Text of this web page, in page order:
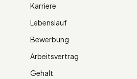
Karriere
Lebenslauf
Bewerbung
Arbeitsvertrag
Gehalt